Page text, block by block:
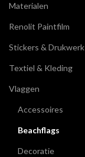
Materialen
Renolit Paintfilm
Stickers & Drukwerk
Textiel & Kleding
Vlaggen
Accessoires
Beachflags
Decoratie